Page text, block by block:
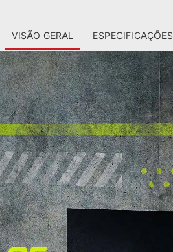
VISÃO GERAL ESPECIFICAÇÕES